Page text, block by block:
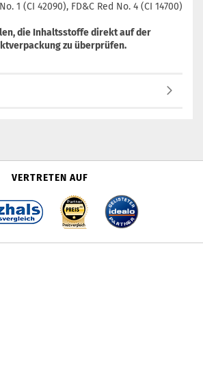
1 (CI 42090), FD&C Red No. 4 (CI 14700)
die Inhaltsstoffe direkt auf der
zu überprüfen.
VERTRETEN AUF